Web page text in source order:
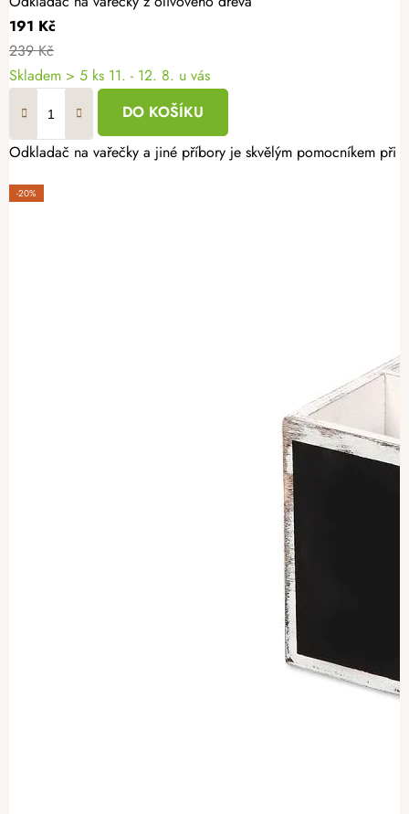
191 Kč
239 Kč
Skladem > 5 ks 11. - 12. 8. u vás
DO KOŠÍKU
Odkladač na vařečky a jiné příbory je skvělým pomocníkem při
-20%